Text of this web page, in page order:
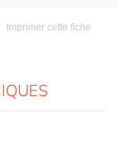
Imprimer cette fiche